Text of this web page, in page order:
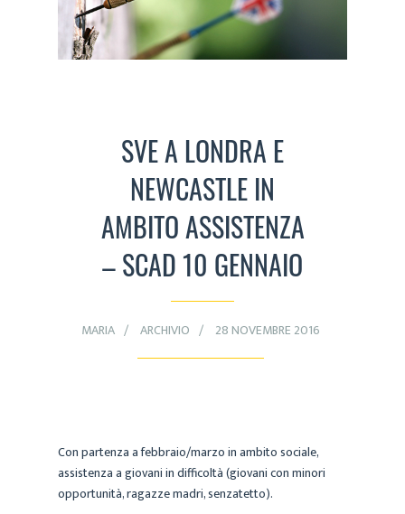
SVE A LONDRA E
NEWCASTLE IN
AMBITO ASSISTENZA
– SCAD 10 GENNAIO
MARIA ARCHIVIO 28 NOVEMBRE 2016
Con partenza a febbraio/marzo in ambito sociale,
assistenza a giovani in difficoltà (giovani con minori
opportunità, ragazze madri, senzatetto).